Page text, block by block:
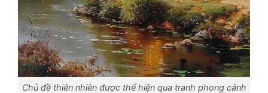
Chủ đề thiên nhiên được thể hiện qua tranh phong cảnh